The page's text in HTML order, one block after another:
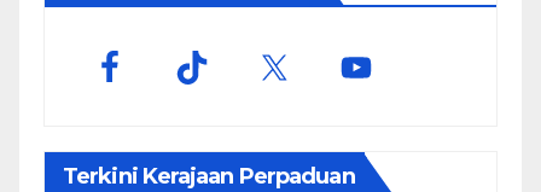
Terkini Kerajaan Perpaduan